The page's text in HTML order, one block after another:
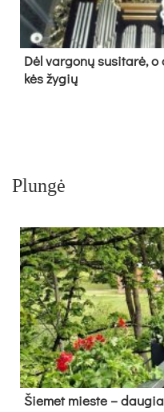
Dėl var­go­nų su­si­ta­rė,
kės žy­gių
Plungė
Šie­met mies­te –